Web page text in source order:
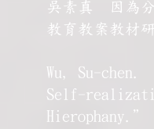
吳素真 因為
教育教案教材
Wu, Su-chen.
Self-